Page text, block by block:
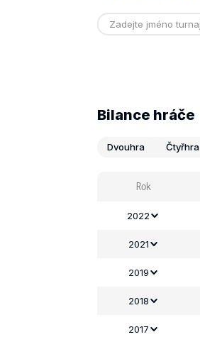
Bilance hráče
Dvouhra Čtyřhra
Rok
2022
2021
2019
2018
2017